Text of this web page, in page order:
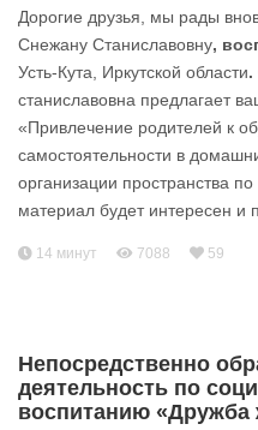
Дорогие друзья, мы рады
Снежану Станиславовну,
Усть-Кута, Иркутской области.
станиславовна предлагает
«Привлечение родителей к
самостоятельности в
организации пространства
материал будет интересен и
14 минут 7088 59
Непосредственно
деятельность по
воспитанию «Дружба